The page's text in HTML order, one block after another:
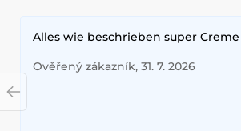
Alles wie beschrieben super Creme
Ověřený zákazník, 31. 7. 2026